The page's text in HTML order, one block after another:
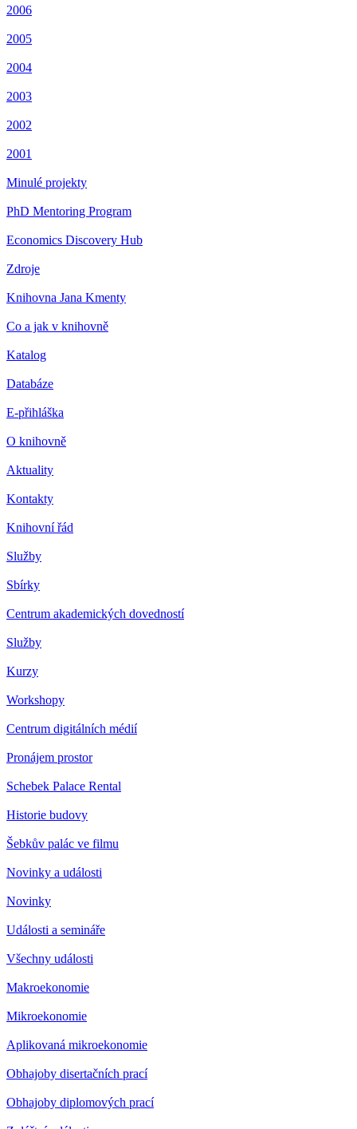
2006
2005
2004
2003
2002
2001
Minulé projekty
PhD Mentoring Program
Economics Discovery Hub
Zdroje
Knihovna Jana Kmenty
Co a jak v knihovně
Katalog
Databáze
E-přihláška
O knihovně
Aktuality
Kontakty
Knihovní řád
Služby
Sbírky
Centrum akademických dovedností
Služby
Kurzy
Workshopy
Centrum digitálních médií
Pronájem prostor
Schebek Palace Rental
Historie budovy
Šebkův palác ve filmu
Novinky a události
Novinky
Události a semináře
Všechny události
Makroekonomie
Mikroekonomie
Aplikovaná mikroekonomie
Obhajoby disertačních prací
Obhajoby diplomových prací